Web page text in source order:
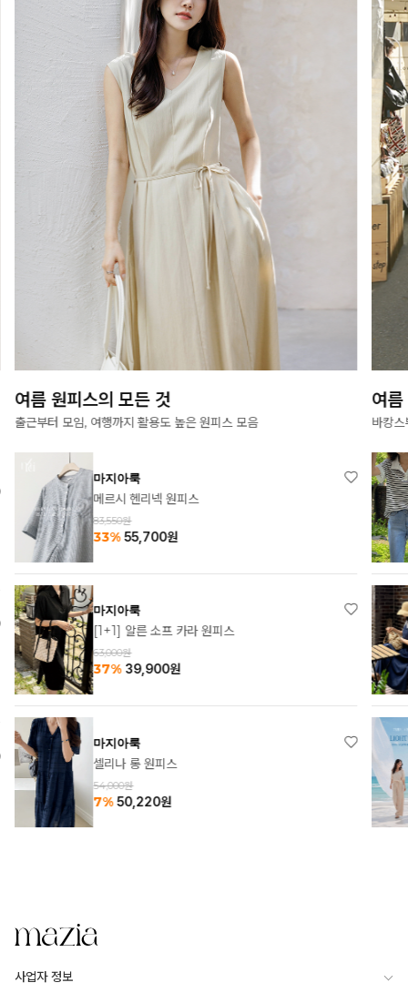
여름 원피스의 모든 것
출근부터 모임, 여행까지 활용도 높은 원피스 모음
마지아룩
메르시 헨리넥 원피스
83,550원
33% 55,700원
마지아룩
[1+1] 알른 소프 카라 원피스
63,000원
37% 39,900원
마지아룩
셀리나 롱 원피스
54,000원
7% 50,220원
여
바캉
사업자 정보